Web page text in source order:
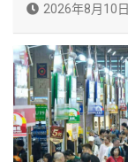
2026年8月10日